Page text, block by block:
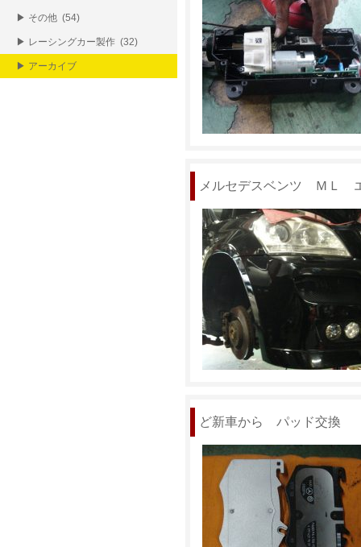
メルセデスベンツ ＭＬ
ど新車から パッド交換
▶ その他 (54)
▶ レーシングカー製作 (32)
▶ アーカイブ